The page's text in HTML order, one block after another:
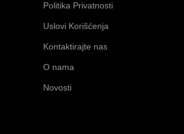
Politika Privatnosti
Uslovi Korišćenja
Kontaktirajte nas
O nama
Novosti